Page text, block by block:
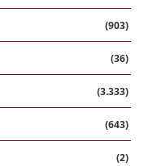
(903)
(36)
(3.333)
(643)
(2)